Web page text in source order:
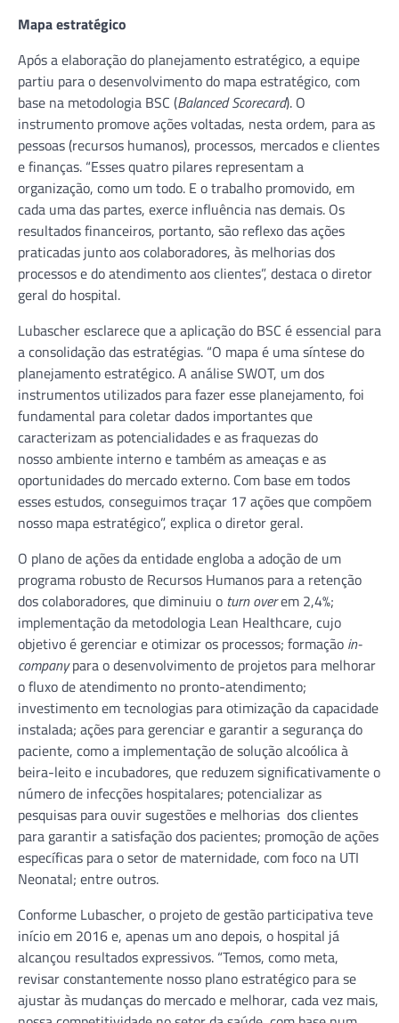
Mapa estratégico
Após a elaboração do planejamento estratégico, a equipe
partiu para o desenvolvimento do mapa estratégico, com
base na metodologia BSC (Balanced Scorecard). O
instrumento promove ações voltadas, nesta ordem, para as
pessoas (recursos humanos), processos, mercados e clientes
e finanças. “Esses quatro pilares representam a
organização, como um todo. E o trabalho promovido, em
cada uma das partes, exerce influência nas demais. Os
resultados financeiros, portanto, são reflexo das ações
praticadas junto aos colaboradores, às melhorias dos
processos e do atendimento aos clientes”, destaca o diretor
geral do hospital.
Lubascher esclarece que a aplicação do BSC é essencial para
a consolidação das estratégias. “O mapa é uma síntese do
planejamento estratégico. A análise SWOT, um dos
instrumentos utilizados para fazer esse planejamento, foi
fundamental para coletar dados importantes que
caracterizam as potencialidades e as fraquezas do
nosso ambiente interno e também as ameaças e as
oportunidades do mercado externo. Com base em todos
esses estudos, conseguimos traçar 17 ações que compõem
nosso mapa estratégico”, explica o diretor geral.
O plano de ações da entidade engloba a adoção de um
programa robusto de Recursos Humanos para a retenção
dos colaboradores, que diminuiu o turn overem 2,4%;
implementação da metodologia Lean Healthcare, cujo
objetivo é gerenciar e otimizar os processos; formação in-
companypara o desenvolvimento de projetos para melhorar
o fluxo de atendimento no pronto-atendimento;
investimento em tecnologias para otimização da capacidade
instalada; ações para gerenciar e garantir a segurança do
paciente, como a implementação de solução alcoólica à
beira-leito e incubadores, que reduzem significativamente o
número de infecções hospitalares; potencializar as
pesquisas para ouvir sugestões e melhorias dos clientes
para garantir a satisfação dos pacientes; promoção de ações
específicas para o setor de maternidade, com foco na UTI
Neonatal; entre outros.
Conforme Lubascher, o projeto de gestão participativa teve
início em 2016 e, apenas um ano depois, o hospital já
alcançou resultados expressivos. “Temos, como meta,
revisar constantemente nosso plano estratégico para se
ajustar às mudanças do mercado e melhorar, cada vez mais,